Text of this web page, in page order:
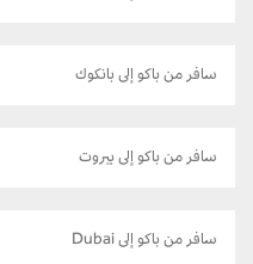
سافر من باكو إلى بانكوك
سافر من باكو إلى بيروت
سافر من باكو إلى Dubai